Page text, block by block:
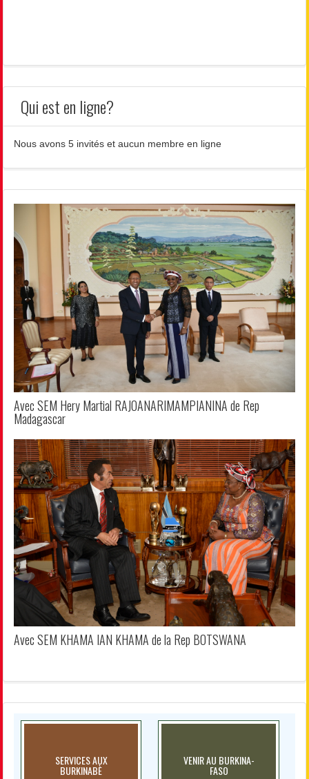
Qui est en ligne?
Nous avons 5 invités et aucun membre en ligne
Avec SEM Hery Martial RAJOANARIMAMPIANINA de Rep
Madagascar
Avec SEM KHAMA IAN KHAMA de la Rep BOTSWANA
SERVICES AUX
BURKINABÈ
VENIR AU BURKINA-
FASO